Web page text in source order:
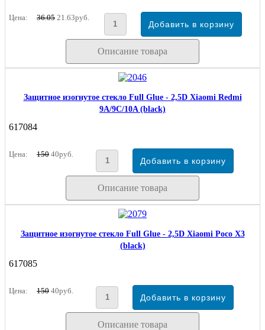
Цена: 36.05 21.63руб.
Описание товара
Защитное изогнутое стекло Full Glue - 2,5D Xiaomi Redmi
9A/9C/10A (black)
617084
Цена: 150 40руб.
Описание товара
Защитное изогнутое стекло Full Glue - 2,5D Xiaomi Poco X3
(black)
617085
Цена: 150 40руб.
Описание товара